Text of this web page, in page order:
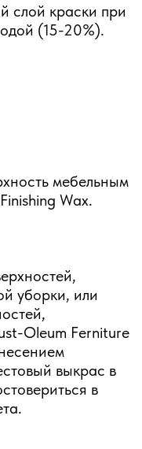
слой краски при
(15-20%).
мебельным
Waх.
уборки, или
Oleum Ferniture
выкрас в
в